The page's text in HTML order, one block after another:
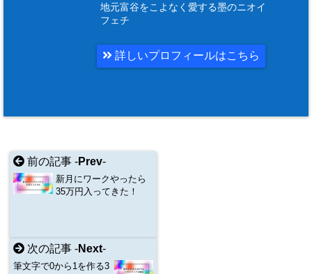
地元富谷をこよなく愛する墨のニオイ
フェチ
詳しいプロフィールはこちら
前の記事 -Prev-
新月にワークやったら
35万円入ってきた！
次の記事 -Next-
筆文字で0から1を作る3